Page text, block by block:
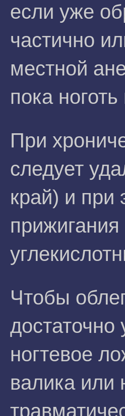
если уже
частично
местной
пока
При
следует
край) и при
Чтобы
достаточно
ногтевое
валика или